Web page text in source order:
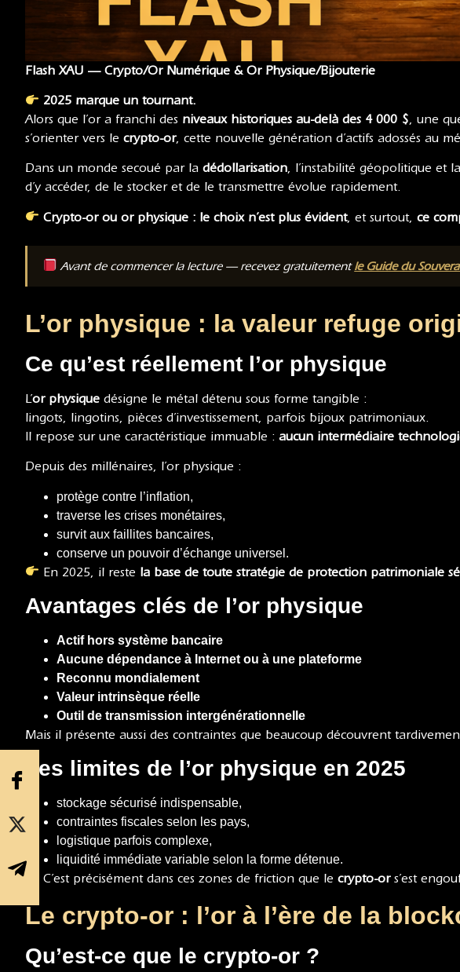
Flash XAU — Crypto/Or Numérique & Or Physique/Bijouterie
2025 marque un tournant.
Alors que l’or a franchi des niveaux historiques au-delà des 4 000 $, une
s’orienter vers le crypto-or, cette nouvelle génération d’actifs adossés au
Dans un monde secoué par la dédollarisation, l’instabilité géopolitique et
d’y accéder, de le stocker et de le transmettre évolue rapidement.
Crypto-or ou or physique : le choix n’est plus évident, et surtout,ce
Avant de commencer la lecture — recevez gratuitementle Guide du
L’or physique : la valeur refuge
Ce qu’est réellement l’or physique
L’or physique désigne le métal détenu sous forme tangible :
lingots, lingotins, pièces d’investissement, parfois bijoux patrimoniaux.
Il repose sur une caractéristique immuable : aucun intermédiaire
Depuis des millénaires, l’or physique :
protège contre l’inflation,
traverse les crises monétaires,
survit aux faillites bancaires,
conserve un pouvoir d’échange universel.
En 2025, il reste la base de toute stratégie de protection patrimoniale
Avantages clés de l’or physique
Actif hors système bancaire
Aucune dépendance à Internet ou à une plateforme
Reconnu mondialement
Valeur intrinsèque réelle
Outil de transmission intergénérationnelle
Mais il présente aussi des contraintes que beaucoup découvrent
Les limites de l’or physique en 2025
stockage sécurisé indispensable,
contraintes fiscales selon les pays,
logistique parfois complexe,
liquidité immédiate variable selon la forme détenue.
C’est précisément dans ces zones de friction que lecrypto-ors’est
Le crypto-or : l’or à l’ère de la
Qu’est-ce que le crypto-or ?